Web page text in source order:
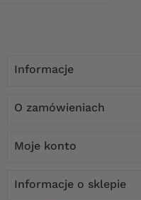
Informacje
O zamówieniach
Moje konto
Informacje o sklepie